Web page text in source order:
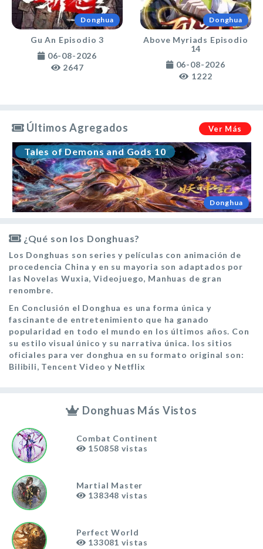
Donghua
Gu An Episodio 3
06-08-2026
2647
Donghua
Above Myriads Episodio
14
06-08-2026
1222
Últimos Agregados Ver Más
Donghua
Gods 10 UNDER THE GATE
¿Qué son los Donghuas?
Los Donghuas son series y películas con animación de
procedencia China y en su mayoria son adaptados por
las Novelas Wuxia, Videojuego, Manhuas de gran
renombre.
En Conclusión el Donghua es una forma única y
fascinante de entretenimiento que ha ganado
popularidad en todo el mundo en los últimos años. Con
su estilo visual único y su narrativa única. los sitios
oficiales para ver donghua en su formato original son:
Bilibili, Tencent Video y Netflix
Donghuas Más Vistos
Combat Continent
150858 vistas
Martial Master
138348 vistas
Perfect World
133081 vistas